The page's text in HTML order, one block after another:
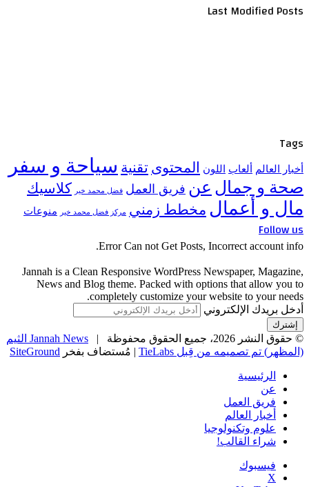
Last Modified Posts
Tags
أخبار العالم ألعاب اللون المحتوى تقنية سياحة و سفر
صحة و جمال عن فريق العمل فضل محمد خير كلاسيك
مال و أعمال مخطط زمني مركز فضل محمد خير منوعات
Follow us
Error Can not Get Posts, Incorrect account info.
Jannah is a Clean Responsive WordPress Newspaper, Magazine,
News and Blog theme. Packed with options that allow you to
completely customize your website to your needs.
أدخل بريدك الإلكتروني
© حقوق النشر 2026، جميع الحقوق محفوظة |
Jannah News الثيم
(المظهر) تم تصميمه من قِبل TieLabs
| مُستضاف بفخر SiteGround
الرئيسية
عن
فريق العمل
أخبار العالم
علوم وتكنولوجيا
شراء القالب!
فيسبوك
‫X